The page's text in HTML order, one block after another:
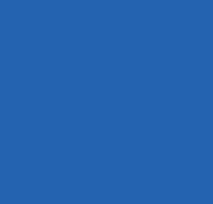
Eintritt in den
langjährig Versicherte
Menschen
ausstellen
Betriebs gentechnischer